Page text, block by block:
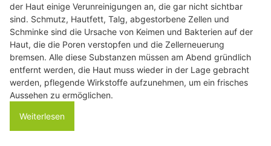
der Haut einige Verunreinigungen an, die gar nicht sichtbar
sind. Schmutz, Hautfett, Talg, abgestorbene Zellen und
Schminke sind die Ursache von Keimen und Bakterien auf der
Haut, die die Poren verstopfen und die Zellerneuerung
bremsen. Alle diese Substanzen müssen am Abend gründlich
entfernt werden, die Haut muss wieder in der Lage gebracht
werden, pflegende Wirkstoffe aufzunehmen, um ein frisches
Aussehen zu ermöglichen.
Weiterlesen